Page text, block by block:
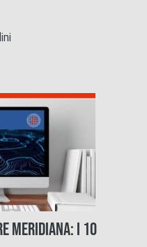
MERIDIANA: I 10